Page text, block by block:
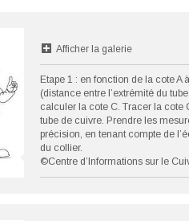
Afficher la galerie
Etape 1 : en fonction de la cote A
(distance entre l’extrémité du
calculer la cote C. Tracer la cote
tube de cuivre. Prendre les
précision, en tenant compte de
du collier.
©Centre d’Informations sur le